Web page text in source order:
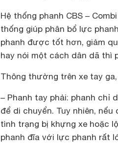
Hệ thống phanh CBS –
thống giúp phân bổ lực
phanh được tốt hơn, giảm
hay nói một cách dân dã thì
Thông thường trên xe tay
– Phanh tay phải: phanh
để di chuyển. Tuy nhiên,
tình trạng bị khựng xe hoặc
phanh đĩa với lực phanh rất